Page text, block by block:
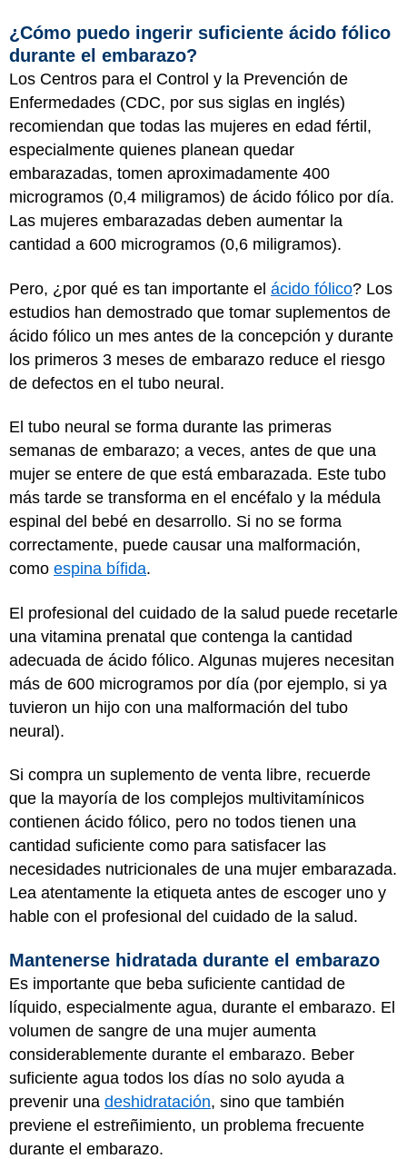
¿Cómo puedo ingerir suficiente ácido fólico
durante el embarazo?
Los Centros para el Control y la Prevención de
Enfermedades (CDC, por sus siglas en inglés)
recomiendan que todas las mujeres en edad fértil,
especialmente quienes planean quedar
embarazadas, tomen aproximadamente 400
microgramos (0,4 miligramos) de ácido fólico por día.
Las mujeres embarazadas deben aumentar la
cantidad a 600 microgramos (0,6 miligramos).
Pero, ¿por qué es tan importante el ácido fólico? Los
estudios han demostrado que tomar suplementos de
ácido fólico un mes antes de la concepción y durante
los primeros 3 meses de embarazo reduce el riesgo
de defectos en el tubo neural.
El tubo neural se forma durante las primeras
semanas de embarazo; a veces, antes de que una
mujer se entere de que está embarazada. Este tubo
más tarde se transforma en el encéfalo y la médula
espinal del bebé en desarrollo. Si no se forma
correctamente, puede causar una malformación,
como espina bífida.
El profesional del cuidado de la salud puede recetarle
una vitamina prenatal que contenga la cantidad
adecuada de ácido fólico. Algunas mujeres necesitan
más de 600 microgramos por día (por ejemplo, si ya
tuvieron un hijo con una malformación del tubo
neural).
Si compra un suplemento de venta libre, recuerde
que la mayoría de los complejos multivitamínicos
contienen ácido fólico, pero no todos tienen una
cantidad suficiente como para satisfacer las
necesidades nutricionales de una mujer embarazada.
Lea atentamente la etiqueta antes de escoger uno y
hable con el profesional del cuidado de la salud.
Mantenerse hidratada durante el embarazo
Es importante que beba suficiente cantidad de
líquido, especialmente agua, durante el embarazo. El
volumen de sangre de una mujer aumenta
considerablemente durante el embarazo. Beber
suficiente agua todos los días no solo ayuda a
prevenir una deshidratación, sino que también
previene el estreñimiento, un problema frecuente
durante el embarazo.